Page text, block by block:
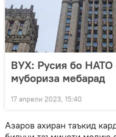
ВУХ: Русия бо НАТО
мубориза мебарад
17 апрели 2023, 15:40
Азаров ахиран таъкид